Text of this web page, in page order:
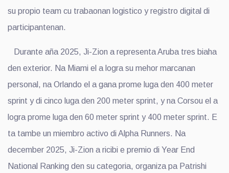
su propio team cu trabaonan logistico y registro digital di
participantenan.
Durante aña 2025, Ji-Zion a representa Aruba tres biaha
den exterior. Na Miami el a logra su mehor marcanan
personal, na Orlando el a gana prome luga den 400 meter
sprint y di cinco luga den 200 meter sprint, y na Corsou el a
logra prome luga den 60 meter sprint y 400 meter sprint. E
ta tambe un miembro activo di Alpha Runners. Na
december 2025, Ji-Zion a ricibi e premio di Year End
National Ranking den su categoria, organiza pa Patrishi